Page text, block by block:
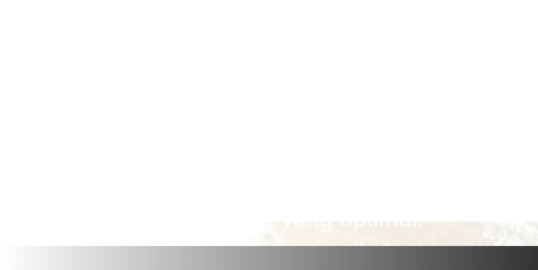
mendapatkan performa yang optimal.